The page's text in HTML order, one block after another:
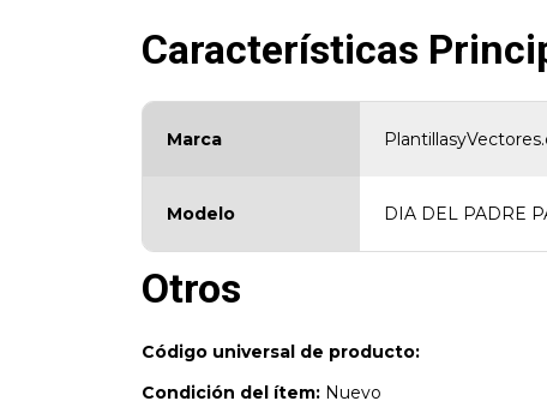
Características
Marca
Modelo DIA DEL PADRE
Otros
Código universal de producto:
Condición del ítem: Nuevo